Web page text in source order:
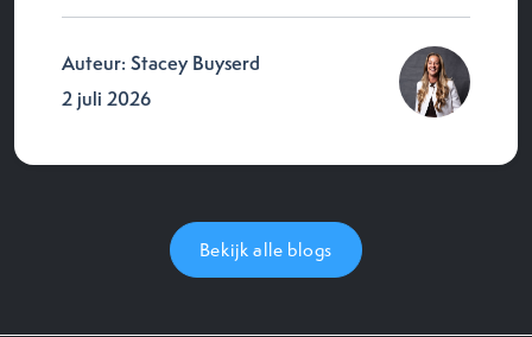
Auteur: Stacey Buyserd
2 juli 2026
Bekijk alle blogs